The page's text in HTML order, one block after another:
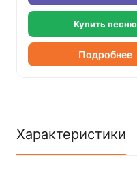
Купить песню
Подробнее
Характеристики